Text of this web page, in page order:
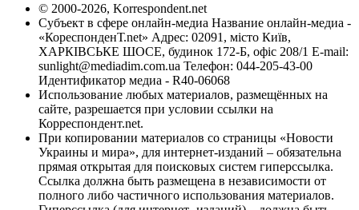
© 2000-2026, Korrespondent.net
Субъект в сфере онлайн-медиа Название онлайн-медиа -
«КореспонденТ.net» Адрес: 02091, місто Київ,
ХАРКІВСЬКЕ ШОСЕ, будинок 172-Б, офіс 208/1 E-mail:
sunlight@mediadim.com.ua Телефон: 044-205-43-00
Идентификатор медиа - R40-06068
Использование любых материалов, размещённых на
сайте, разрешается при условии ссылки на
Корреспондент.net.
При копировании материалов со страницы «Новости
Украины и мира», для интернет-изданий – обязательна
прямая открытая для поисковых систем гиперссылка.
Ссылка должна быть размещена в независимости от
полного либо частичного использования материалов.